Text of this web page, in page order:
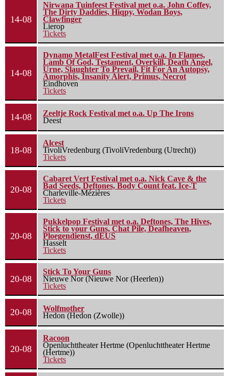
14-08
Nirwana Tuinfeest Festival met o.a. John Coffey,
The Dirty Daddies, Hiqpy, Wodan Boys,
Clawfinger
Lierop
Tickets
14-08
Dynamo MetalFest Festival met o.a. In Flames,
Lamb Of God, Testament, Overkill, Death Angel,
Urne, Slaughter To Prevail, Fit For An Autopsy,
Amorphis, Insanity Alert, Primus, Necrot
Eindhoven
Tickets
14-08
Zeeltje Rock Festival met o.a. Up The Irons
Deest
18-08
Alcest
TivoliVredenburg (TivoliVredenburg (Utrecht))
Tickets
20-08
Cabaret Vert Festival met o.a. Nick Cave & the
Bad Seeds, Deftones, Body Count feat. Ice-T
Charleville-Mézières
Tickets
20-08
Pukkelpop Festival met o.a. Deftones, The Hives,
Stick to your Guns, Chat Pile, Deafheaven,
Ploegendienst, dEUS
Hasselt
Tickets
20-08
Stick To Your Guns
Nieuwe Nor (Nieuwe Nor (Heerlen))
Tickets
20-08
Wolfmother
Hedon (Hedon (Zwolle))
20-08
Racoon
Openluchttheater Hertme (Openluchttheater Hertme
(Hertme))
Tickets